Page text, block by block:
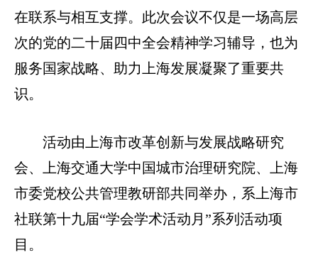
在联系与相互支撑。此次会议不仅是一场高层
次的党的二十届四中全会精神学习辅导，也为
服务国家战略、助力上海发展凝聚了重要共
识。
活动由上海市改革创新与发展战略研究
会、上海交通大学中国城市治理研究院、上海
市委党校公共管理教研部共同举办，系上海市
社联第十九届“学会学术活动月”系列活动项
目。